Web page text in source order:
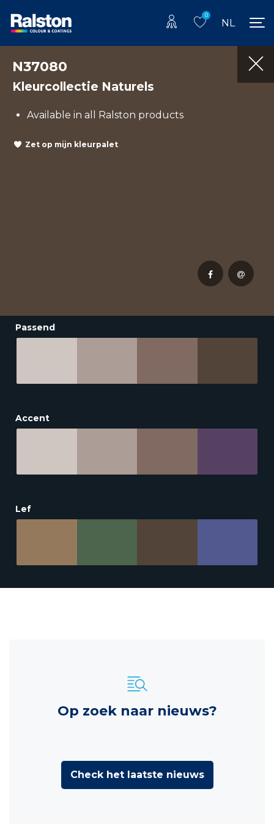
0
NL
N37080
Kleurcollectie Naturels
Available in all Ralston products
Zet op mijn kleurpalet
Passend
Accent
Lef
Op zoek naar nieuws?
Check het laatste nieuws